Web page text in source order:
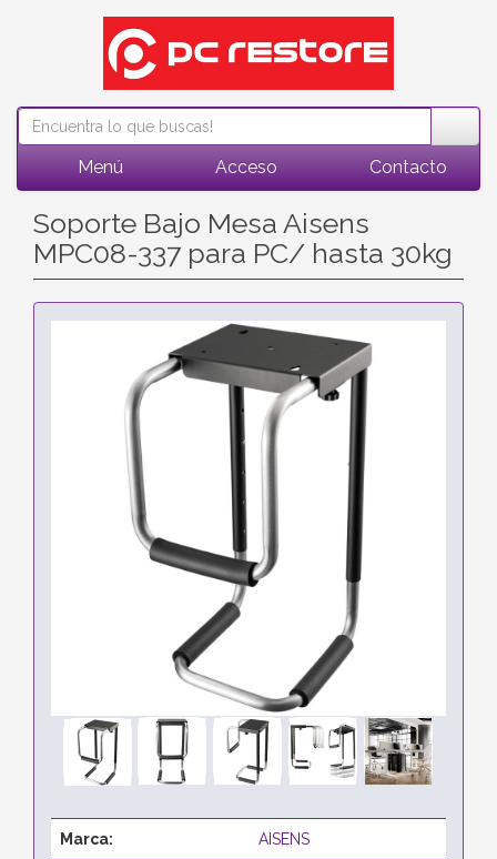
Menú Acceso Contacto
Soporte Bajo Mesa Aisens
MPC08-337 para PC/ hasta 30kg
Marca: AISENS